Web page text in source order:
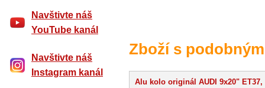
Navštivte náš
YouTube kanál
Navštivte náš
Instagram kanál
Zboží s
Alu kolo originál AUDI 9x20" ET37,